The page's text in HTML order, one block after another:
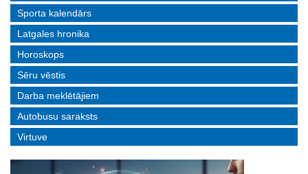
Sporta kalendārs
Latgales hronika
Horoskops
Sēru vēstis
Darba meklētājiem
Autobusu saraksts
Virtuve